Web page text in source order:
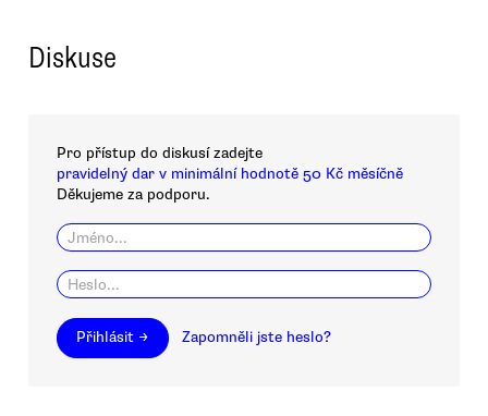
Diskuse
Pro přístup do diskusí zadejte
pravidelný dar v minimální hodnotě 50 Kč měsíčně
Děkujeme za podporu.
Přihlásit → Zapomněli jste heslo?